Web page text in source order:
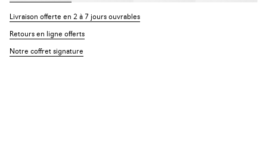
Livraison offerte en 2 à 7 jours ouvrables
Retours en ligne offerts
Notre coffret signature